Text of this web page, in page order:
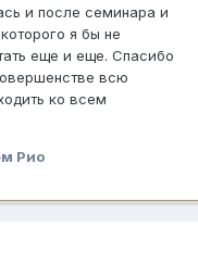
и после семинара и
я бы не
еще и еще. Спасибо
всю
ко всем
Рио